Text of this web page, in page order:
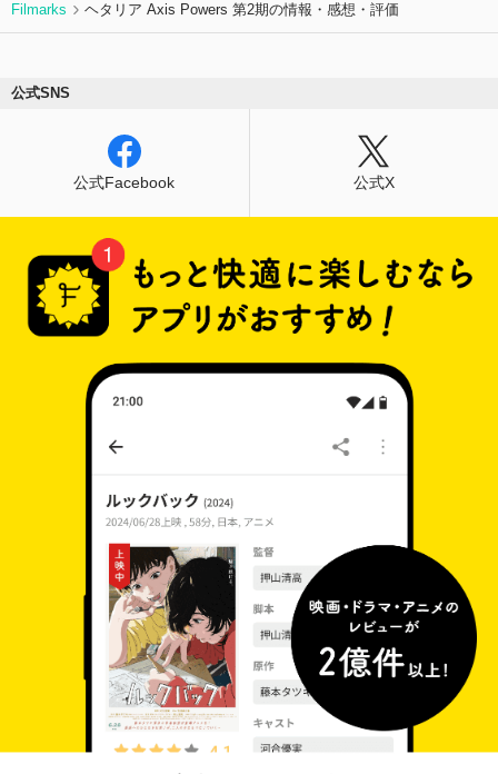
Filmarks ヘタリア Axis Powers 第2期の情報・感想・評価
公式SNS
公式Facebook 公式X